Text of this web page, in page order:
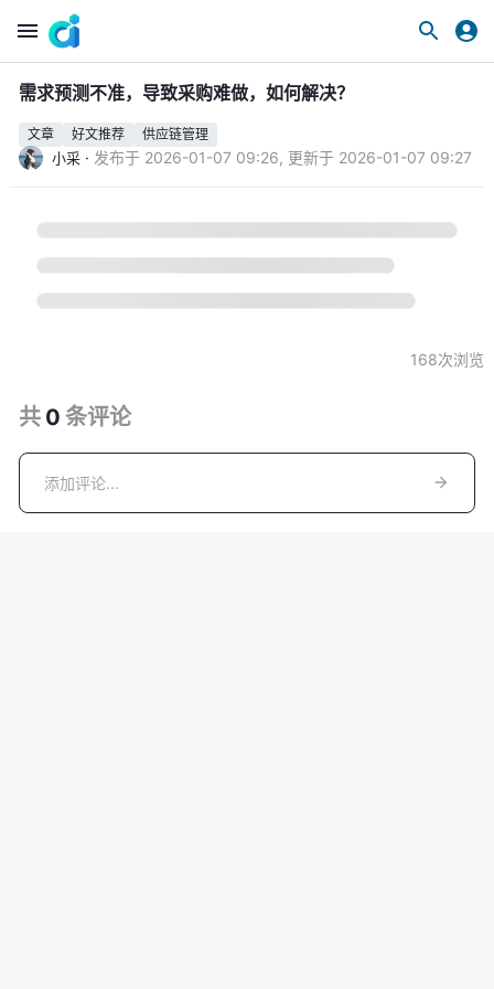
需求预测不准，导致采购难做，如何解决？
文章 好文推荐 供应链管理
小采 · 发布于 2026-01-07 09:26, 更新于 2026-01-07 09:27
168次浏览
共 0 条评论